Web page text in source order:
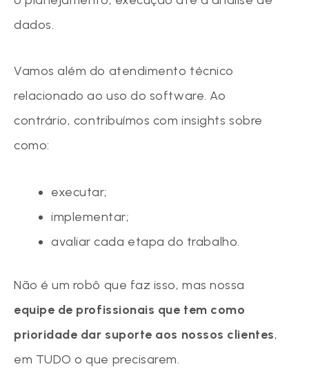
dados.
Vamos além do atendimento técnico
relacionado ao uso do software. Ao
contrário, contribuímos com insights sobre
como:
executar;
implementar;
avaliar cada etapa do trabalho.
Não é um robô que faz isso, mas nossa
equipe de profissionais que tem como
prioridade dar suporte aos nossos clientes,
em TUDO o que precisarem.